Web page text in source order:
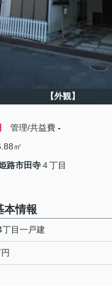
【外観】
管理/共益費 -
㎡
路市田寺４丁目
本情報
丁目一戸建